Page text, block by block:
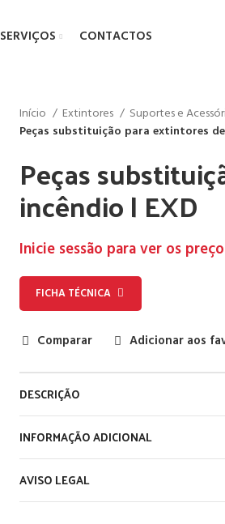
SERVIÇOS CONTACTOS
Início Extintores
Suportes e
Peças substituição para extintores
Peças
incêndio | EXD
Inicie sessão para ver os
FICHA TÉCNICA
Comparar Adicionar aos
DESCRIÇÃO
INFORMAÇÃO ADICIONAL
AVISO LEGAL